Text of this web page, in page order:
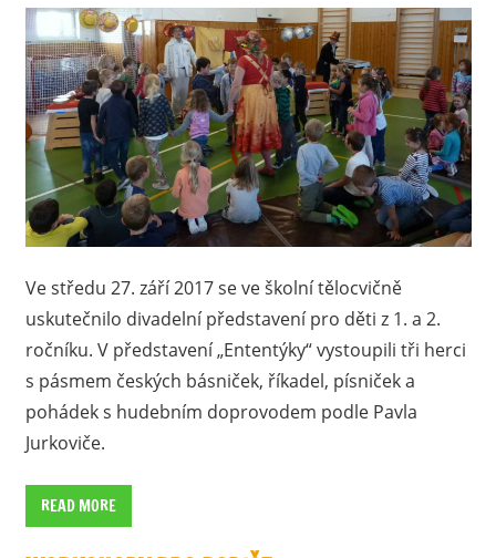
Ve středu 27. září 2017 se ve školní tělocvičně
uskutečnilo divadelní představení pro děti z 1. a 2.
ročníku. V představení „Ententýky“ vystoupili tři herci
s pásmem českých básniček, říkadel, písniček a
pohádek s hudebním doprovodem podle Pavla
Jurkoviče.
READ MORE